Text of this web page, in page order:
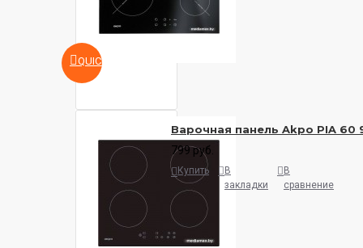
QUICKVIEW
Варочная панель Akpo PIA 60
799 руб.
Купить
В
закладки
В
сравнение